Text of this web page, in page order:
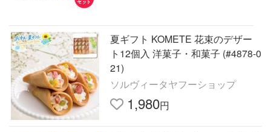
夏ギフト KOMETE 花束のデザー
ト12個入 洋菓子・和菓子 (#4878-0
21)
ソルヴィータヤフーショップ
1,980円